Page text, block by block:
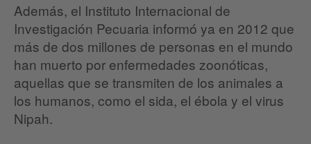
Además, el Instituto Internacional de
Investigación Pecuaria informó ya en 2012 que
más de dos millones de personas en el mundo
han muerto por enfermedades zoonóticas,
aquellas que se transmiten de los animales a
los humanos, como el sida, el ébola y el virus
Nipah.